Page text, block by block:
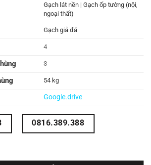
Gạch lát nền | Gạch ốp tường (nội,
ngoại thất)
Gạch giả đá
4
3
54 kg
Google.drive
0816.389.388
số lượng